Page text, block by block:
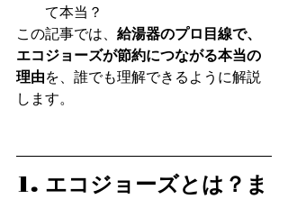
て本当？
この記事では、 給湯器のプロ目線で、
エコジョーズが節約につながる本当の
理由を、誰でも理解できるように解説
します。
1. エコジョーズとは？ま